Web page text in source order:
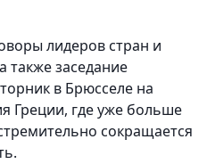
лидеров стран и
также заседание
в Брюсселе на
Греции, где уже больше
сокращается